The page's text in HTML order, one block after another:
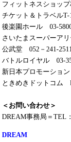
フィットネスショッ
チケット＆トラベル
後楽園ホール 03-
さいたまスーパーア
公武堂 052－241-
バトルロイヤル 03-
新日本プロモーショ
ときめきドットコム
＜お問い合わせ＞
DREAM事務局＝TEL
DREAM